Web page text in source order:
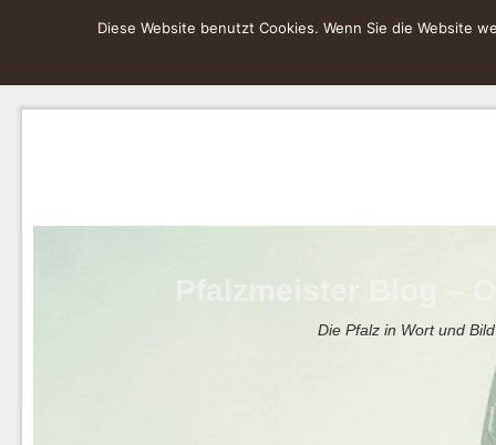
Pfalzmeister Blog –
Die Pfalz in Wort und Bild
Diese Website benutzt Cookies. Wenn Sie die Website